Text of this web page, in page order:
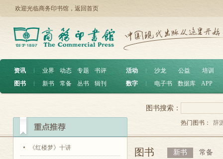
欢迎光临商务印书馆， 返回首页
资讯 ︱ 业界 动态 专题
书评
图书
︱ 新书 常备 丛书 辑刊
活动 沙龙 公益
培训
数字
电子书 数据库 APP
《红楼梦》十讲
图书搜索：
热门图书： 辞
图书 新书 常备